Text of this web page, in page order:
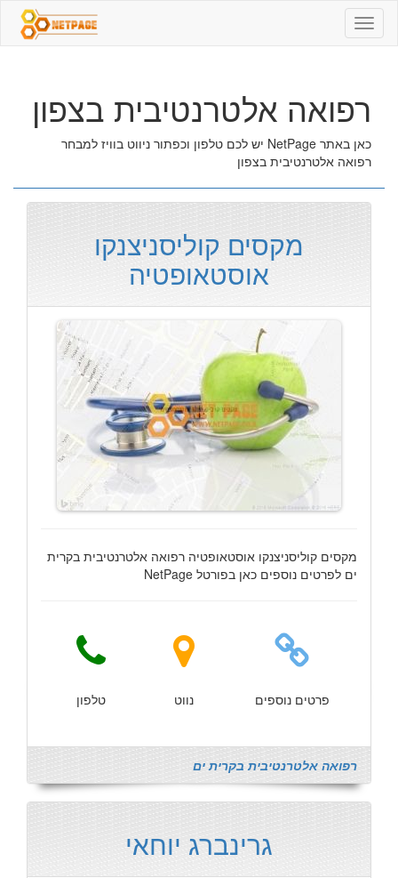
רפואה
אלטרנטיבית
רפואה אלטרנטיבית בצפון
כאן באתר NetPage יש לכם טלפון וכפתור ניווט בוויז למבחר
רפואה אלטרנטיבית בצפון
מקסים קוליסניצנקו
אוסטאופטיה
מקסים קוליסניצנקו אוסטאופטיה רפואה אלטרנטיבית בקרית
ים לפרטים נוספים כאן בפורטל NetPage
פרטים נוספים נווט טלפון
רפואה אלטרנטיבית בקרית ים
גרינברג יוחאי